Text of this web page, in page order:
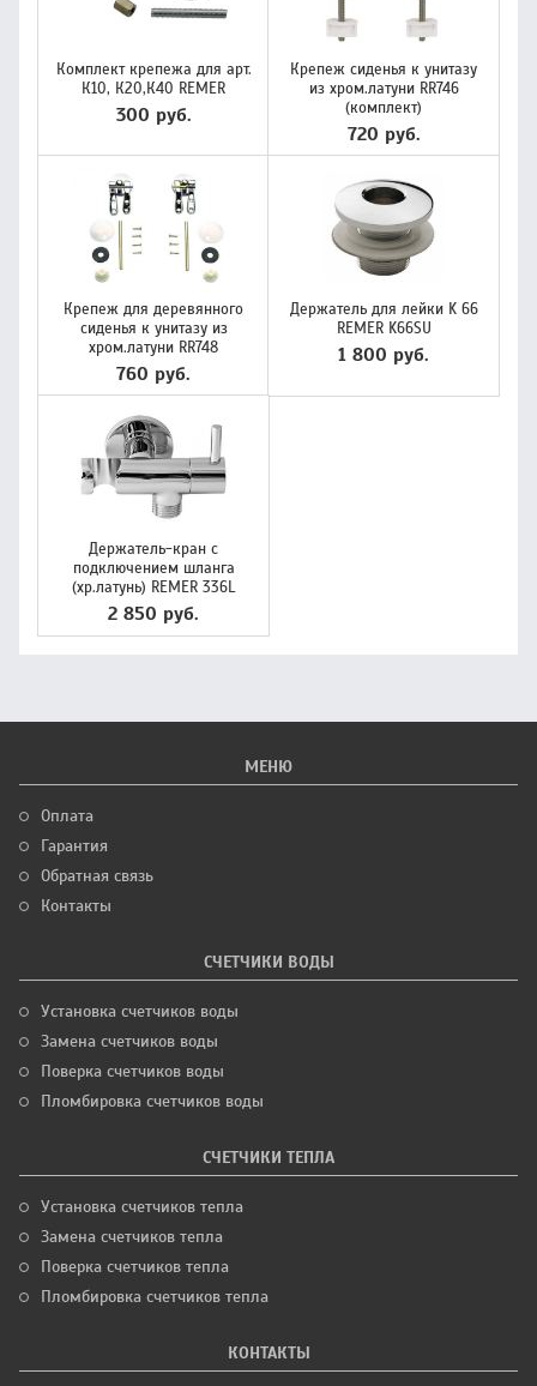
Комплект крепежа для арт.
К10, К20,К40 REMER
300 руб.
Крепеж сиденья к унитазу
из хром.латуни RR746
(комплект)
720 руб.
Крепеж для деревянного
сиденья к унитазу из
хром.латуни RR748
760 руб.
Держатель для лейки K 66
REMER K66SU
1 800 руб.
Держатель-кран с
подключением шланга
(хр.латунь) REMER 336L
2 850 руб.
МЕНЮ
Оплата
Гарантия
Обратная связь
Контакты
СЧЕТЧИКИ ВОДЫ
Установка счетчиков воды
Замена счетчиков воды
Поверка счетчиков воды
Пломбировка счетчиков воды
СЧЕТЧИКИ ТЕПЛА
Установка счетчиков тепла
Замена счетчиков тепла
Поверка счетчиков тепла
Пломбировка счетчиков тепла
КОНТАКТЫ